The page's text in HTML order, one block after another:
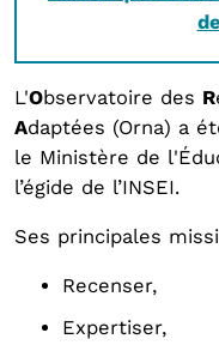
L'Observatoire des R
Adaptées (Orna) a
le Ministère de
l’égide de l’INSEI.
Ses principales
Recenser,
Expertiser,